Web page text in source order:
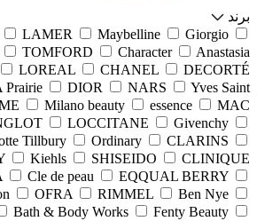
برند
LAMER Maybelline
Giorgio
TOMFORD Character
Anastasia
LOREAL CHANEL
DECORTÉ
Prairie DIOR NARS
Yves Saint
Milano beauty essence
MAC
LOCCITANE
Givenchy
Tillbury Ordinary
CLARINS
Kiehls SHISEIDO
CLINIQUE
Cle de peau
EQQUAL BERRY
OFRA RIMMEL
Ben Nye
Bath & Body Works
Fenty Beauty